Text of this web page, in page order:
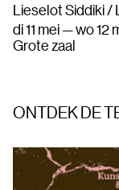
Lieselot Siddiki /
di 11 mei — wo 12
Grote zaal
ONTDEK DE